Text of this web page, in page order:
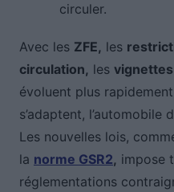
circuler.
Avec les ZFE, les
circulation, les vignettes
évoluent plus
s’adaptent, l’automobile
Les nouvelles lois,
la norme GSR2, impose
réglementations